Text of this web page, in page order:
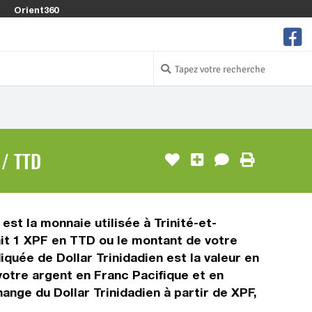
Orient360
TTD
la monnaie utilisée à Trinité-et-
1 XPF en TTD ou le montant de votre
de Dollar Trinidadien est la valeur en
argent en Franc Pacifique et en
du Dollar Trinidadien à partir de XPF,